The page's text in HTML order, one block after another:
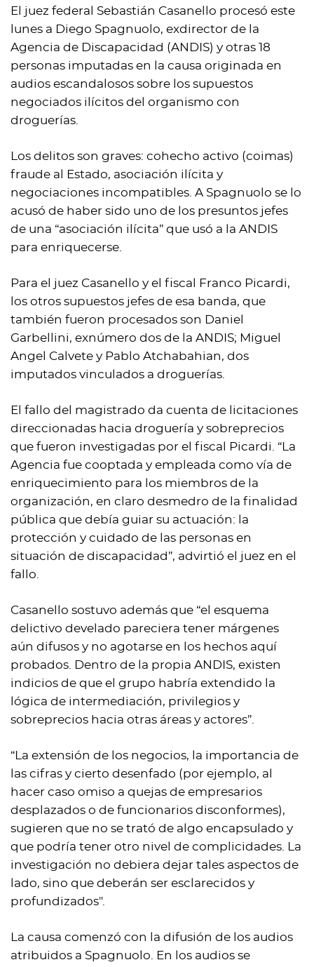
El juez federal Sebastián Casanello procesó este
lunes a Diego Spagnuolo, exdirector de la
Agencia de Discapacidad (ANDIS) y otras 18
personas imputadas en la causa originada en
audios escandalosos sobre los supuestos
negociados ilícitos del organismo con
droguerías.
Los delitos son graves: cohecho activo (coimas)
fraude al Estado, asociación ilícita y
negociaciones incompatibles. A Spagnuolo se lo
acusó de haber sido uno de los presuntos jefes
de una “asociación ilícita” que usó a la ANDIS
para enriquecerse.
Para el juez Casanello y el fiscal Franco Picardi,
los otros supuestos jefes de esa banda, que
también fueron procesados son Daniel
Garbellini, exnúmero dos de la ANDIS; Miguel
Angel Calvete y Pablo Atchabahian, dos
imputados vinculados a droguerías.
El fallo del magistrado da cuenta de licitaciones
direccionadas hacia droguería y sobreprecios
que fueron investigadas por el fiscal Picardi. “La
Agencia fue cooptada y empleada como vía de
enriquecimiento para los miembros de la
organización, en claro desmedro de la finalidad
pública que debía guiar su actuación: la
protección y cuidado de las personas en
situación de discapacidad”, advirtió el juez en el
fallo.
Casanello sostuvo además que “el esquema
delictivo develado pareciera tener márgenes
aún difusos y no agotarse en los hechos aquí
probados. Dentro de la propia ANDIS, existen
indicios de que el grupo habría extendido la
lógica de intermediación, privilegios y
sobreprecios hacia otras áreas y actores”.
“La extensión de los negocios, la importancia de
las cifras y cierto desenfado (por ejemplo, al
hacer caso omiso a quejas de empresarios
desplazados o de funcionarios disconformes),
sugieren que no se trató de algo encapsulado y
que podría tener otro nivel de complicidades. La
investigación no debiera dejar tales aspectos de
lado, sino que deberán ser esclarecidos y
profundizados".
La causa comenzó con la difusión de los audios
atribuidos a Spagnuolo. En los audios se